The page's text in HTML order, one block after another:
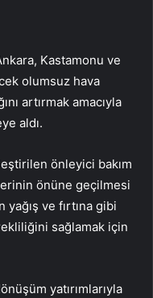
Kastamonu ve
olumsuz hava
artırmak amacıyla
aldı.
önleyici bakım
önüne geçilmesi
ve fırtına gibi
sağlamak için
yatırımlarıyla